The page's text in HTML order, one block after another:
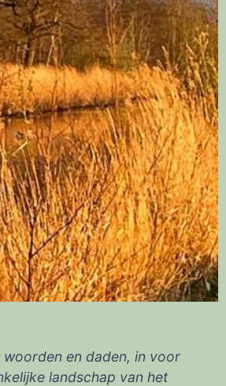
en daden, in voor
landschap van het